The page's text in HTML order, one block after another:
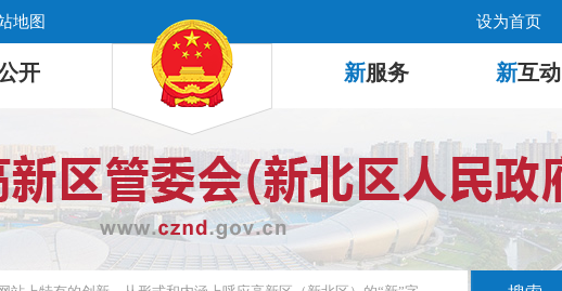
地图 设为首页
开 新服务 新互动